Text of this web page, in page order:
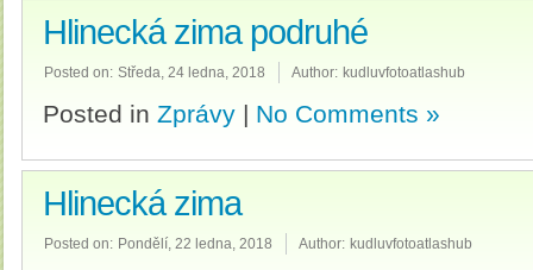
Hlinecká zima podruhé
Posted on: Středa, 24 ledna, 2018 Author: kudluvfotoatlashub
Posted in Zprávy | No Comments »
Hlinecká zima
Posted on: Pondělí, 22 ledna, 2018 Author: kudluvfotoatlashub